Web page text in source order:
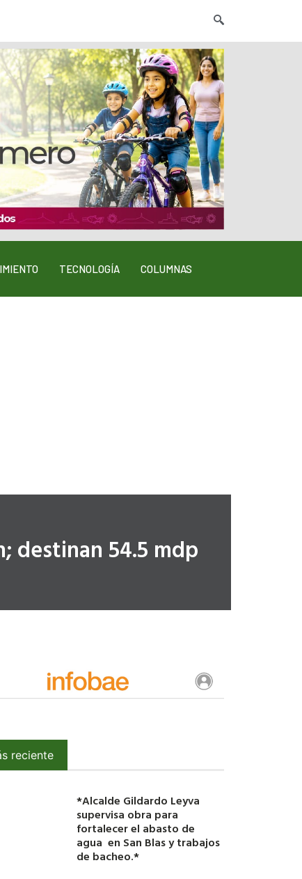
TECNOLOGÍA COLUMNAS
destinan 54.5 mdp
reciente
*Alcalde Gildardo Leyva
supervisa obra para
fortalecer el abasto de
agua en San Blas y trabajos
de bacheo.*